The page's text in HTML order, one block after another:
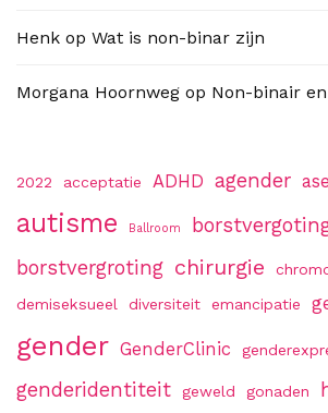
Henk op Wat is non-binar zijn
Morgana Hoornweg op Non-binair
2022 acceptatie ADHD agender
autisme Ballroom
borstvergroting chirurgie
demiseksueel
diversiteit emancipatie
gender GenderClinic
genderidentiteit geweld gonaden